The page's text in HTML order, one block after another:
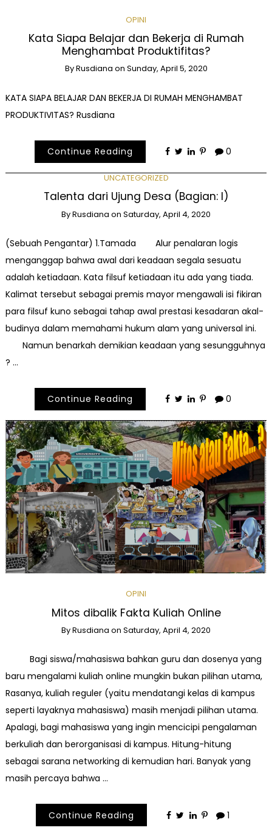
OPINI
Kata Siapa Belajar dan Bekerja di Rumah
Menghambat Produktifitas?
ByRusdiana on Sunday, April 5, 2020
KATA SIAPA BELAJAR DAN BEKERJA DI RUMAH MENGHAMBAT
PRODUKTIVITAS? Rusdiana
Continue Reading 0
UNCATEGORIZED
Talenta dari Ujung Desa (Bagian: I)
ByRusdiana on Saturday, April 4, 2020
(Sebuah Pengantar) 1.Tamada Alur penalaran logis
menganggap bahwa awal dari keadaan segala sesuatu
adalah ketiadaan. Kata filsuf ketiadaan itu ada yang tiada.
Kalimat tersebut sebagai premis mayor mengawali isi fikiran
para filsuf kuno sebagai tahap awal prestasi kesadaran akal-
budinya dalam memahami hukum alam yang universal ini.
Namun benarkah demikian keadaan yang sesungguhnya
? …
Continue Reading 0
OPINI
Mitos dibalik Fakta Kuliah Online
ByRusdiana on Saturday, April 4, 2020
Bagi siswa/mahasiswa bahkan guru dan dosenya yang
baru mengalami kuliah online mungkin bukan pilihan utama,
Rasanya, kuliah reguler (yaitu mendatangi kelas di kampus
seperti layaknya mahasiswa) masih menjadi pilihan utama.
Apalagi, bagi mahasiswa yang ingin mencicipi pengalaman
berkuliah dan berorganisasi di kampus. Hitung-hitung
sebagai sarana networking di kemudian hari. Banyak yang
masih percaya bahwa …
Continue Reading 1